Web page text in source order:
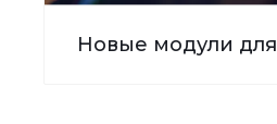
Новые модули для